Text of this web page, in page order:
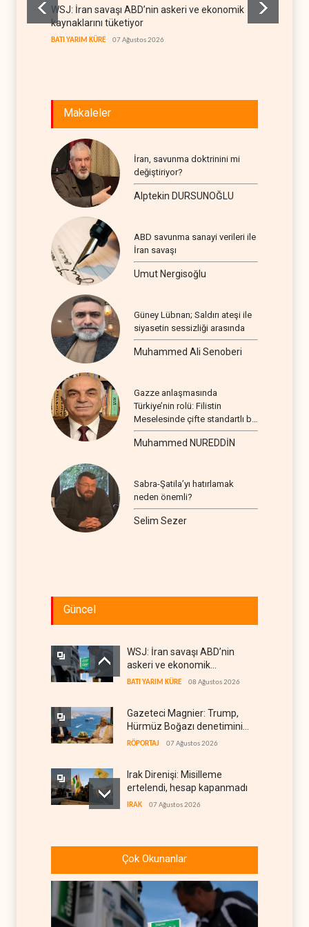
WSJ: İran savaşı ABD’nin askeri ve ekonomik
kaynaklarını tüketiyor
BATI YARIM KÜRE 07 Ağustos 2026
Makaleler
İran, savunma doktrinini mi
değiştiriyor?
Alptekin DURSUNOĞLU
ABD savunma sanayi verileri ile
İran savaşı
Umut Nergisoğlu
Güney Lübnan; Saldırı ateşi ile
siyasetin sessizliği arasında
Muhammed Ali Senoberi
Gazze anlaşmasında
Türkiye’nin rolü: Filistin
Meselesinde çifte standartlı bir
seyir
Muhammed NUREDDİN
Sabra-Şatila’yı hatırlamak
neden önemli?
Selim Sezer
Güncel
WSJ: İran savaşı ABD’nin
askeri ve ekonomik
kaynaklarını tüketiyor
BATI YARIM KÜRE 08 Ağustos 2026
Gazeteci Magnier: Trump,
Hürmüz Boğazı denetimini
doğrudan İran ve Umman'a
RÖPORTAJ 07 Ağustos 2026
Irak Direnişi: Misilleme
ertelendi, hesap kapanmadı
IRAK 07 Ağustos 2026
dipten sonra yükseldi
BAE, OPEC'ten ayrıldıktan
sonra petrol üretimini rekor
düzeye çıkardı
Çok Okunanlar